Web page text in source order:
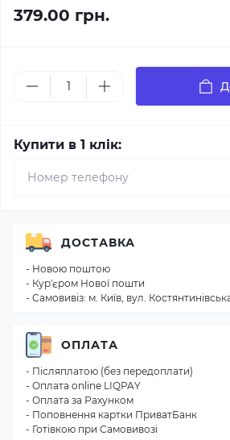
379.00 грн.
Купити в 1 клік:
ДОСТАВКА
- Новою поштою
- Кур'єром Нової пошти
- Самовивіз: м. Київ, вул.
ОПЛАТА
- Післяплатою (без передоплати)
- Оплата online LIQPAY
- Оплата за Рахунком
- Поповнення картки ПриватБанк
- Готівкою при Самовивозі